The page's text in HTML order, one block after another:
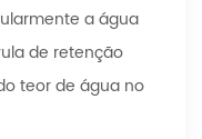
a água
de retenção
teor de água no